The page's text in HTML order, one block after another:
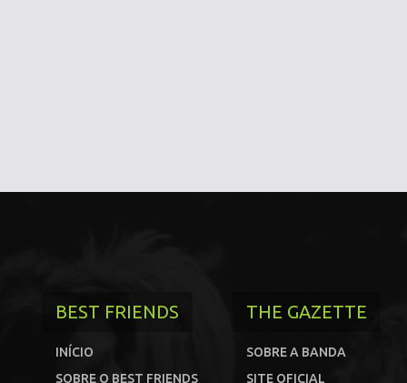
BEST FRIENDS
INÍCIO
SOBRE O BEST FRIENDS
THE GAZETTE
SOBRE A BANDA
SITE OFICIAL